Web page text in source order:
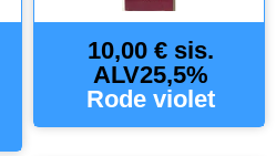
10,00 € sis.
ALV25,5%
Rode violet